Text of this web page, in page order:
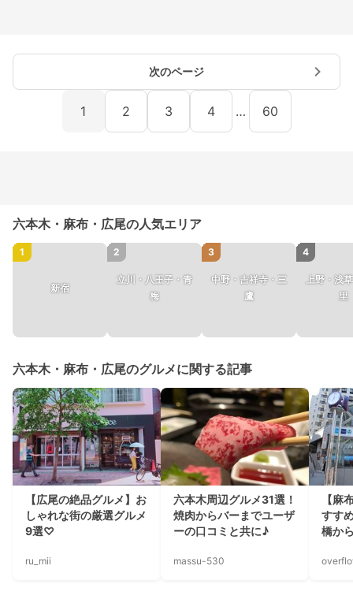
次のページ
1 2 3 4 … 60
六本木・麻布・広尾の人気エリア
1
新宿
2
立川・八王子・青
梅
3
中野・吉祥寺・三
鷹
4
上野・浅
里
六本木・麻布・広尾のグルメに関する記事
【広尾の絶品グルメ】お
しゃれな街の厳選グルメ
9選♡
ru_mii
六本木周辺グルメ31選！
焼肉からバーまでユーザ
ーの口コミと共に♪
massu-530
【麻
すす
橋か